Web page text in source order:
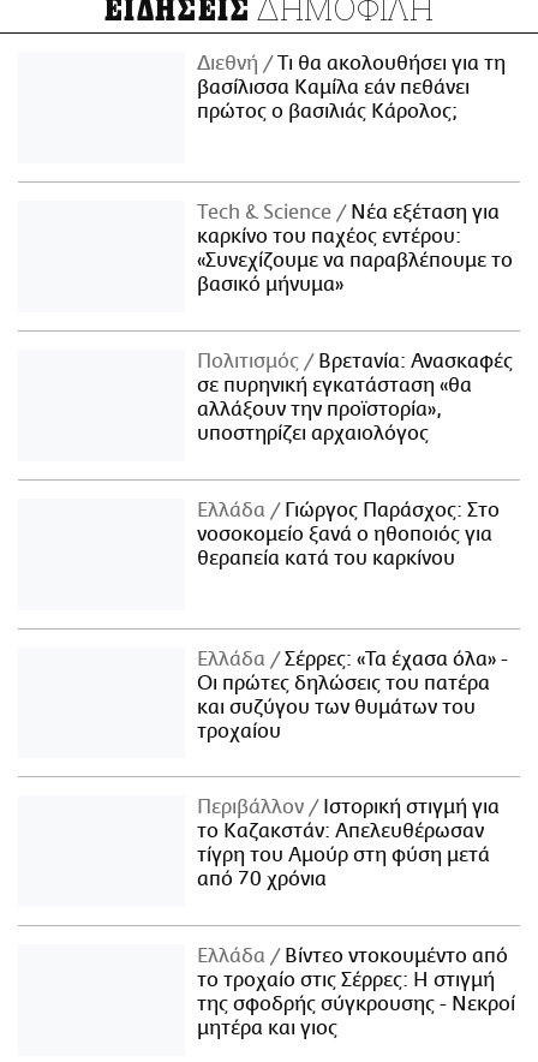
ΕΙΔΗΣΕΙΣ
Διεθνή
Τι θα ακολουθήσει για τη
βασίλισσα Καμίλα εάν πεθάνει
πρώτος ο βασιλιάς Κάρολος;
Τech & Science
Νέα εξέταση για
καρκίνο του παχέος εντέρου:
«Συνεχίζουμε να παραβλέπουμε το
βασικό μήνυμα»
Πολιτισμός
Βρετανία: Ανασκαφές
σε πυρηνική εγκατάσταση «θα
αλλάξουν την προϊστορία»,
υποστηρίζει αρχαιολόγος
Ελλάδα
Γιώργος Παράσχος: Στο
νοσοκομείο ξανά ο ηθοποιός για
θεραπεία κατά του καρκίνου
Ελλάδα
Σέρρες: «Τα έχασα όλα» -
Οι πρώτες δηλώσεις του πατέρα
και συζύγου των θυμάτων του
τροχαίου
Περιβάλλον
Ιστορική στιγμή για
το Καζακστάν: Απελευθέρωσαν
τίγρη του Αμούρ στη φύση μετά
από 70 χρόνια
Ελλάδα
Βίντεο ντοκουμέντο από
το τροχαίο στις Σέρρες: Η στιγμή
της σφοδρής σύγκρουσης - Νεκροί
μητέρα και γιος